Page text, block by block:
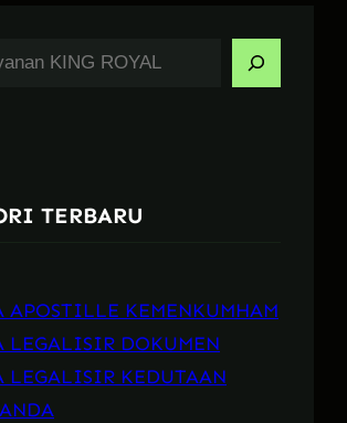
TERBARU
APOSTILLE KEMENKUMHAM
LEGALISIR DOKUMEN
LEGALISIR KEDUTAAN